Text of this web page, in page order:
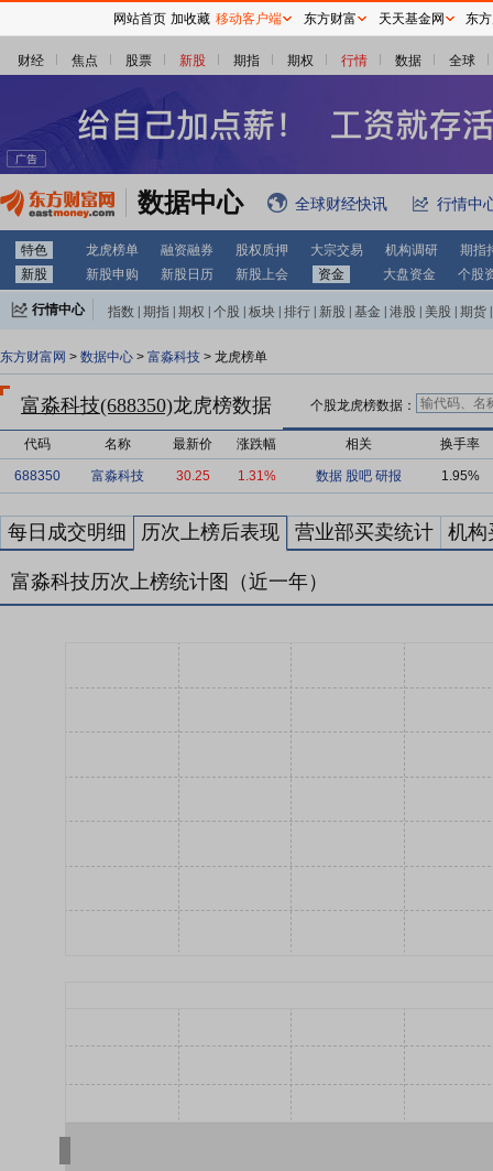
财经 焦点 股票 新股 期指 期权 行情 数据 全球
数据中心 全球财经快讯 行情中
特色 龙虎榜单 融资融券 股权质押 大宗交易 机构调研
期指
新股
新股申购 新股日历 新股上会 资金 大盘资金 个股
行情中心 指数 期指 期权 个股 板块 排行 新股 基金 港股 美股 期货
东方财富网 > 数据中心 > 富淼科技 > 龙虎榜单
富淼科技(688350)龙虎榜数据 个股龙虎榜数据：
代码 名称 最新价 涨跌幅 相关 换手率
688350 富淼科技 30.25 1.31% 数据 股吧 研报 1.95%
每日成交明细 历次上榜后表现 营业部买卖统计 机构
富淼科技历次上榜统计图（近一年）
网站首页 加收藏 移动客户端 东方财富 天天基金网 东